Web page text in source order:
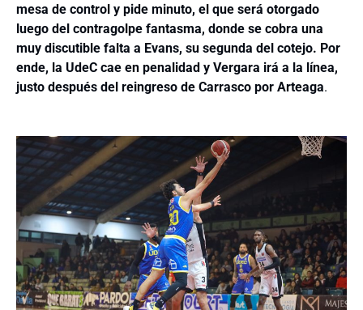
mesa de control y pide minuto, el que será otorgado
luego del contragolpe fantasma, donde se cobra una
muy discutible falta a Evans, su segunda del cotejo. Por
ende, la UdeC cae en penalidad y Vergara irá a la línea,
justo después del reingreso de Carrasco por Arteaga.